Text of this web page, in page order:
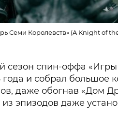
Семи Королевств» (A Knight of
сезон спин-оффа «Игры
и собрал большое
даже обогнав «Дом
эпизодов даже